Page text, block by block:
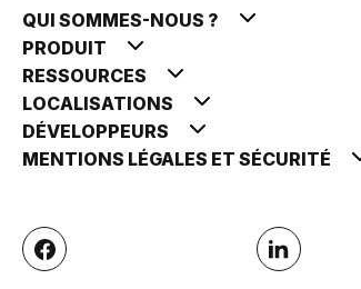
QUI SOMMES-NOUS ?
PRODUIT
RESSOURCES
LOCALISATIONS
DÉVELOPPEURS
MENTIONS LÉGALES ET SÉCURITÉ